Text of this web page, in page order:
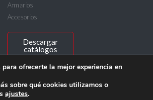
Armarios
Accesorios
Descargar
catálogos
Srl - C.F. e P.IVA IT00815640156
ofrecerte la mejor experiencia en
sobre qué cookies utilizamos o
ajustes.